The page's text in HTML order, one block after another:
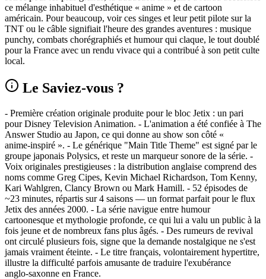
ce mélange inhabituel d'esthétique « anime » et de cartoon
américain. Pour beaucoup, voir ces singes et leur petit pilote sur la
TNT ou le câble signifiait l'heure des grandes aventures : musique
punchy, combats chorégraphiés et humour qui claque, le tout doublé
pour la France avec un rendu vivace qui a contribué à son petit culte
local.
Le Saviez-vous ?
- Première création originale produite pour le bloc Jetix : un pari
pour Disney Television Animation. - L'animation a été confiée à The
Answer Studio au Japon, ce qui donne au show son côté «
anime‑inspiré ». - Le générique "Main Title Theme" est signé par le
groupe japonais Polysics, et reste un marqueur sonore de la série. -
Voix originales prestigieuses : la distribution anglaise comprend des
noms comme Greg Cipes, Kevin Michael Richardson, Tom Kenny,
Kari Wahlgren, Clancy Brown ou Mark Hamill. - 52 épisodes de
~23 minutes, répartis sur 4 saisons — un format parfait pour le flux
Jetix des années 2000. - La série navigue entre humour
cartoonesque et mythologie profonde, ce qui lui a valu un public à la
fois jeune et de nombreux fans plus âgés. - Des rumeurs de revival
ont circulé plusieurs fois, signe que la demande nostalgique ne s'est
jamais vraiment éteinte. - Le titre français, volontairement hypertitre,
illustre la difficulté parfois amusante de traduire l'exubérance
anglo‑saxonne en France.